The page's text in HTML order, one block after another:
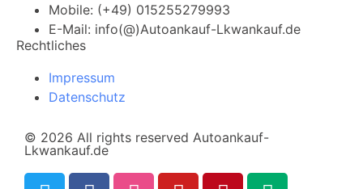
Mobile: (+49) 015255279993
E-Mail: info(@)Autoankauf-Lkwankauf.de
Rechtliches
Impressum
Datenschutz
© 2026 All rights reserved Autoankauf-
Lkwankauf.de